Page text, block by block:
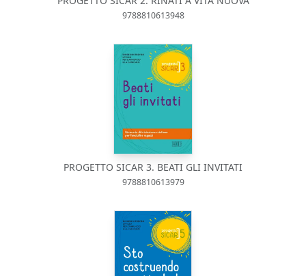
9788810613948
PROGETTO SICAR 3. BEATI GLI INVITATI
9788810613979